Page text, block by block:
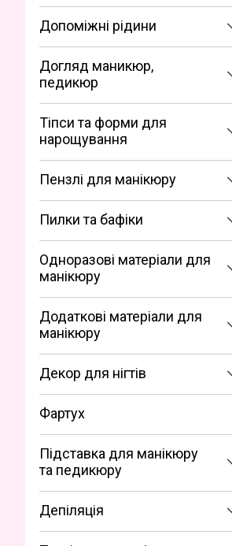
Допоміжні рідини
Догляд маникюр,
педикюр
Тіпси та форми для
нарощування
Пензлі для манікюру
Пилки та бафіки
Одноразові матеріали для
манікюру
Додаткові матеріали для
манікюру
Декор для нігтів
Фартух
Підставка для манікюру
та педикюру
Депіляція